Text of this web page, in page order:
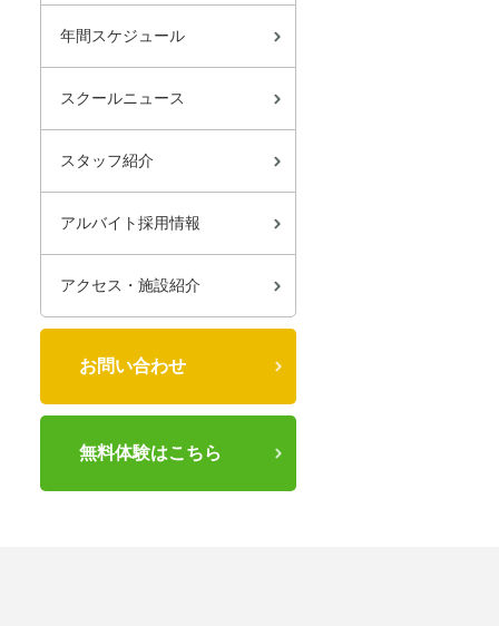
年間スケジュール
スクールニュース
スタッフ紹介
アルバイト採用情報
アクセス・施設紹介
お問い合わせ
無料体験はこちら